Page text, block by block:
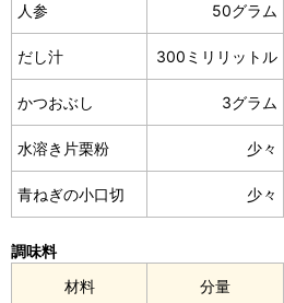
人参 50グラム
だし汁 300ミリリットル
かつおぶし 3グラム
水溶き片栗粉 少々
青ねぎの小口切 少々
調味料
材料
分量